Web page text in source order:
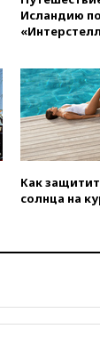
Исландию
Как
солнца на